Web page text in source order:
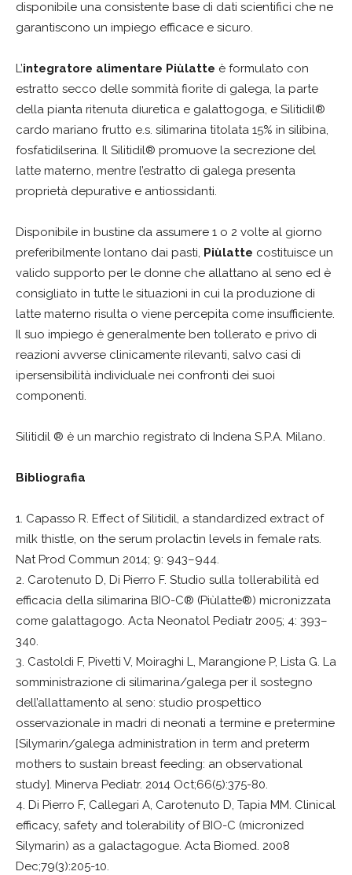
disponibile una consistente base di dati scientifici che ne
garantiscono un impiego efficace e sicuro.
L’integratore alimentare Piùlatte è formulato con
estratto secco delle sommità fiorite di galega, la parte
della pianta ritenuta diuretica e galattogoga, e Silitidil®
cardo mariano frutto e.s. silimarina titolata 15% in silibina,
fosfatidilserina. Il Silitidil® promuove la secrezione del
latte materno, mentre l’estratto di galega presenta
proprietà depurative e antiossidanti.
Disponibile in bustine da assumere 1 o 2 volte al giorno
preferibilmente lontano dai pasti, Piùlatte costituisce un
valido supporto per le donne che allattano al seno ed è
consigliato in tutte le situazioni in cui la produzione di
latte materno risulta o viene percepita come insufficiente.
Il suo impiego è generalmente ben tollerato e privo di
reazioni avverse clinicamente rilevanti, salvo casi di
ipersensibilità individuale nei confronti dei suoi
componenti.
Silitidil ® è un marchio registrato di Indena S.P.A. Milano.
Bibliografia
1. Capasso R. Effect of Silitidil, a standardized extract of
milk thistle, on the serum prolactin levels in female rats.
Nat Prod Commun 2014; 9: 943–944.
2. Carotenuto D, Di Pierro F. Studio sulla tollerabilità ed
efficacia della silimarina BIO-C® (Piùlatte®) micronizzata
come galattagogo. Acta Neonatol Pediatr 2005; 4: 393–
340.
3. Castoldi F, Pivetti V, Moiraghi L, Marangione P, Lista G. La
somministrazione di silimarina/galega per il sostegno
dell’allattamento al seno: studio prospettico
osservazionale in madri di neonati a termine e pretermine
[Silymarin/galega administration in term and preterm
mothers to sustain breast feeding: an observational
study]. Minerva Pediatr. 2014 Oct;66(5):375-80.
4. Di Pierro F, Callegari A, Carotenuto D, Tapia MM. Clinical
efficacy, safety and tolerability of BIO-C (micronized
Silymarin) as a galactagogue. Acta Biomed. 2008
Dec;79(3):205-10.